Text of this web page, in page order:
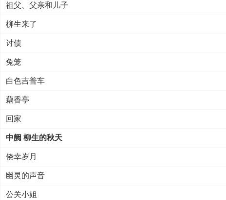
祖父、父亲和儿子
柳生来了
讨债
兔笼
白色吉普车
藕香亭
回家
中阙 柳生的秋天
侥幸岁月
幽灵的声音
公关小姐